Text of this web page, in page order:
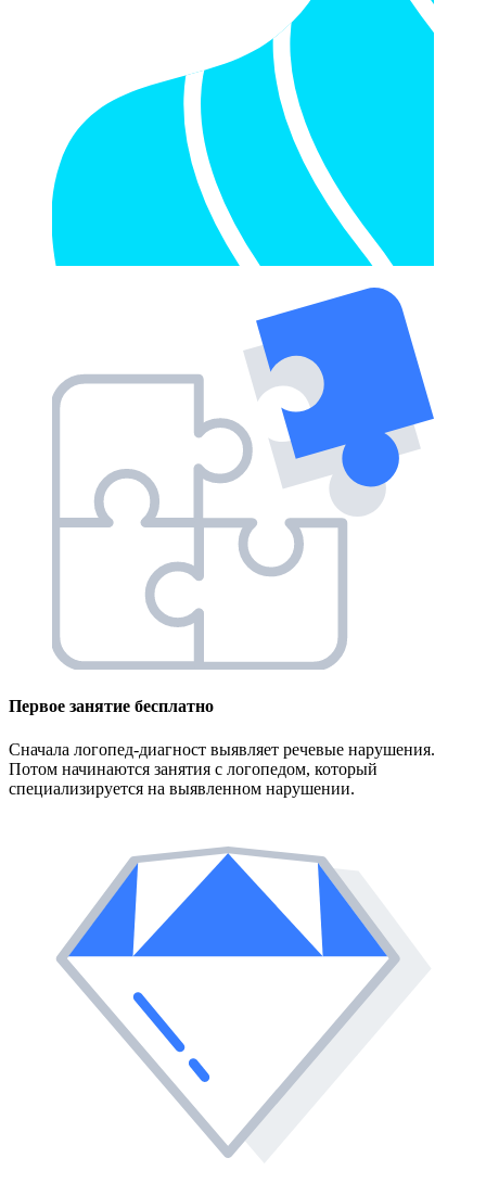
Первое занятие бесплатно
Сначала логопед-диагност выявляет речевые нарушения.
Потом начинаются занятия с логопедом, который
специализируется на выявленном нарушении.